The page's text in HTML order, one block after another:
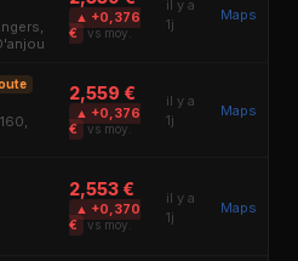
▲ +0,376
€
vs moy.
il y a
1j
Maps
2,559 €
▲ +0,376
€
vs moy.
il y a
1j
Maps
2,553 €
▲ +0,370
€
vs moy.
il y a
1j
Maps